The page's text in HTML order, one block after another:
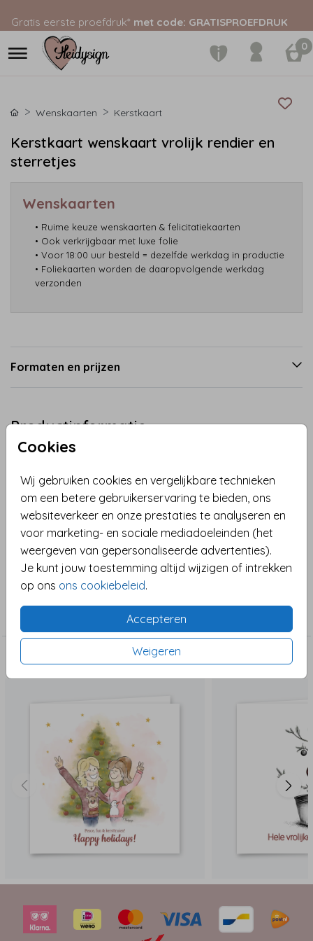
Gratis eerste proefdruk* met code: GRATISPROEFDRUK
0
Cookies
Wij gebruiken cookies en vergelijkbare technieken
om een betere gebruikerservaring te bieden, ons
websiteverkeer en onze prestaties te analyseren en
voor marketing- en sociale mediadoeleinden (het
weergeven van gepersonaliseerde advertenties).
Je kunt jouw toestemming altijd wijzigen of intrekken
op ons ons cookiebeleid.
Accepteren
Weigeren
Wenskaarten Kerstkaart
Kerstkaart wenskaart vrolijk rendier en
sterretjes
Wenskaarten
• Ruime keuze wenskaarten & felicitatiekaarten
• Ook verkrijgbaar met luxe folie
• Voor 18:00 uur besteld = dezelfde werkdag in productie
• Foliekaarten worden de daaropvolgende werkdag
verzonden
Formaten en prijzen
Productinformatie
Grappige rode kerstwenskaart met een tekening van
een fluffy rendier met een rode neus en vele
sterretjes. Pas de kaart naar wens aan en maak er
jouw unieke kerstkaart van met een persoonlijke
kerstwens en laat deze direct naar iemand
verzenden.
Toon meer
Collectie
Dit vind je misschien ook leuk